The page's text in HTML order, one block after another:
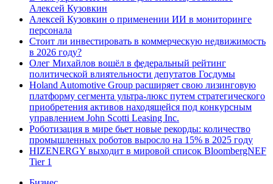
Алексей Кузовкин
Алексей Кузовкин о применении ИИ в мониторинге
персонала
Стоит ли инвестировать в коммерческую недвижимость
в 2026 году?
Олег Михайлов вошёл в федеральный рейтинг
политической влиятельности депутатов Госдумы
Holand Automotive Group расширяет свою лизинговую
платформу сегмента ультра-люкс путем стратегического
приобретения активов находящейся под конкурсным
управлением John Scotti Leasing Inc.
Роботизация в мире бьет новые рекорды: количество
промышленных роботов выросло на 15% в 2025 году
HIZENERGY выходит в мировой список BloombergNEF
Tier 1